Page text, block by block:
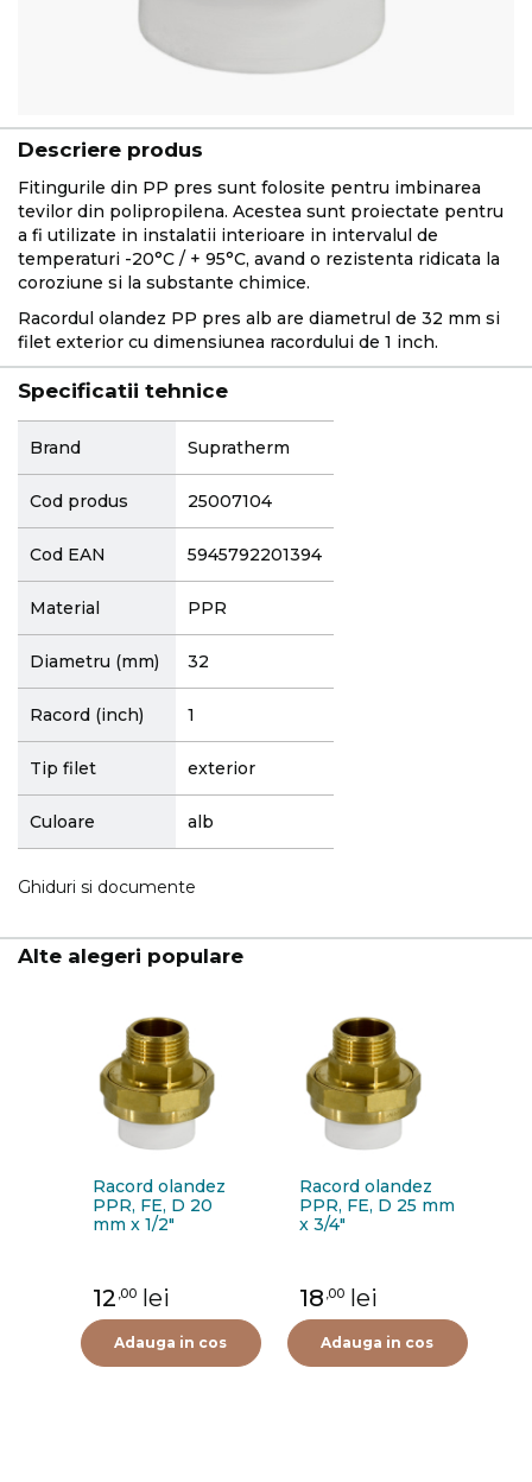
Descriere produs
Fitingurile din PP pres sunt folosite pentru imbinarea
tevilor din polipropilena. Acestea sunt proiectate pentru
a fi utilizate in instalatii interioare in intervalul de
temperaturi -20°C / + 95°C, avand o rezistenta ridicata la
coroziune si la substante chimice.
Racordul olandez PP pres alb are diametrul de 32 mm si
filet exterior cu dimensiunea racordului de 1 inch.
Specificatii tehnice
Brand Supratherm
Cod produs 25007104
Cod EAN 5945792201394
Material PPR
Diametru (mm) 32
Racord (inch) 1
Tip filet exterior
Culoare alb
Ghiduri si documente
Alte alegeri populare
Racord olandez
PPR, FE, D 20
mm x 1/2"
12 ,00 lei
Adauga in cos
Racord olandez
PPR, FE, D 25 mm
x 3/4"
18 ,00 lei
Adauga in cos